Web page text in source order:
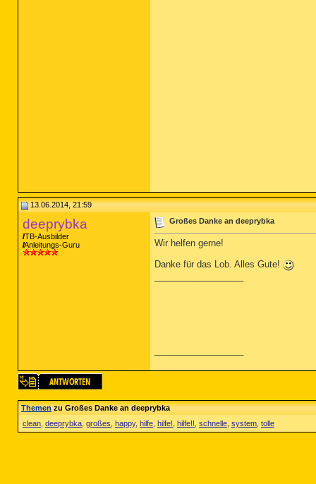
13.06.2014, 21:59
deeprybka
TB-Ausbilder
Anleitungs-Guru
Großes Danke an deeprybka
Wir helfen gerne!
Danke für das Lob. Alles Gute!
Themenzu Großes Danke an deeprybka
clean deeprybka großes happy, hilfe hilfe! hilfe!! schnelle system tolle